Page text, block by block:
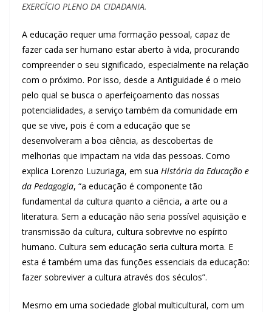
EXERCÍCIO PLENO DA CIDADANIA.
A educação requer uma formação pessoal, capaz de
fazer cada ser humano estar aberto à vida, procurando
compreender o seu significado, especialmente na relação
com o próximo. Por isso, desde a Antiguidade é o meio
pelo qual se busca o aperfeiçoamento das nossas
potencialidades, a serviço também da comunidade em
que se vive, pois é com a educação que se
desenvolveram a boa ciência, as descobertas de
melhorias que impactam na vida das pessoas. Como
explica Lorenzo Luzuriaga, em sua História da Educação e
da Pedagogia, “a educação é componente tão
fundamental da cultura quanto a ciência, a arte ou a
literatura. Sem a educação não seria possível aquisição e
transmissão da cultura, cultura sobrevive no espírito
humano. Cultura sem educação seria cultura morta. E
esta é também uma das funções essenciais da educação:
fazer sobreviver a cultura através dos séculos”.
Mesmo em uma sociedade global multicultural, com um